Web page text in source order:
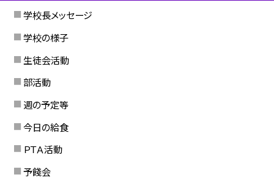
学校長メッセージ
学校の様子
生徒会活動
部活動
週の予定等
今日の給食
ＰＴＡ活動
予餞会